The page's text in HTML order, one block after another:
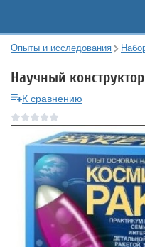
Опыты и исследования
Научный
К сравнению